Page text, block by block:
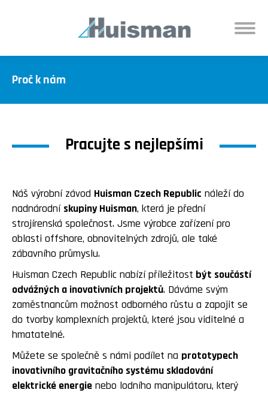
Proč k nám
Pracujte s nejlepšími
Náš výrobní závod Huisman Czech Republic náleží do
nadnárodní skupiny Huisman, která je přední
strojírenská společnost. Jsme výrobce zařízení pro
oblasti offshore, obnovitelných zdrojů, ale také
zábavního průmyslu.
Huisman Czech Republic nabízí příležitost být součástí
odvážných a inovativních projektů. Dáváme svým
zaměstnancům možnost odborného růstu a zapojit se
do tvorby komplexních projektů, které jsou viditelné a
hmatatelné.
Můžete se společně s námi podílet na prototypech
inovativního gravitačního systému skladování
elektrické energie nebo lodního manipulátoru, který